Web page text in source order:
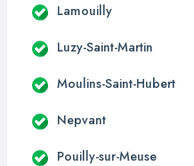
Lamouilly
Luzy-Saint-Martin
Moulins-Saint-Hubert
Nepvant
Pouilly-sur-Meuse